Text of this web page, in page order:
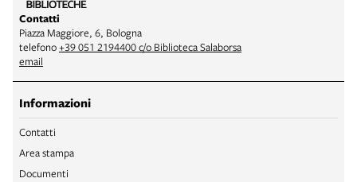
Contatti
Piazza Maggiore, 6, Bologna
telefono+39 051 2194400 c/o Biblioteca Salaborsa
email
Informazioni
Contatti
Area stampa
Documenti